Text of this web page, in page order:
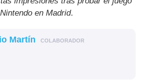
en Madrid.
Martín COLABORADOR